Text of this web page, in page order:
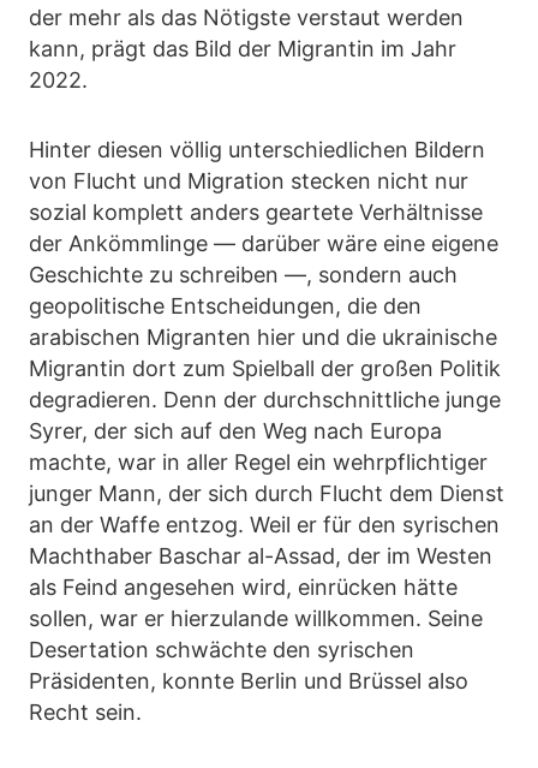
der mehr als das Nötigste verstaut werden
kann, prägt das Bild der Migrantin im Jahr
2022.
Hinter diesen völlig unterschiedlichen Bildern
von Flucht und Migration stecken nicht nur
sozial komplett anders geartete Verhältnisse
der Ankömmlinge — darüber wäre eine eigene
Geschichte zu schreiben —, sondern auch
geopolitische Entscheidungen, die den
arabischen Migranten hier und die ukrainische
Migrantin dort zum Spielball der großen Politik
degradieren. Denn der durchschnittliche junge
Syrer, der sich auf den Weg nach Europa
machte, war in aller Regel ein wehrpflichtiger
junger Mann, der sich durch Flucht dem Dienst
an der Waffe entzog. Weil er für den syrischen
Machthaber Baschar al-Assad, der im Westen
als Feind angesehen wird, einrücken hätte
sollen, war er hierzulande willkommen. Seine
Desertation schwächte den syrischen
Präsidenten, konnte Berlin und Brüssel also
Recht sein.